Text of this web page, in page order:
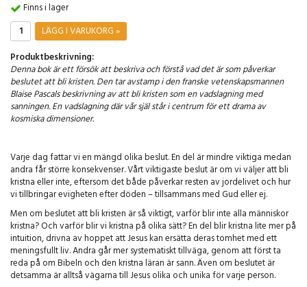
Finns i lager
LÄGG I VARUKORG »
Produktbeskrivning:
Denna bok är ett försök att beskriva och förstå vad det är som påverkar
beslutet att bli kristen. Den tar avstamp i den franske vetenskapsmannen
Blaise Pascals beskrivning av att bli kristen som en vadslagning med
sanningen. En vadslagning där vår själ står i centrum för ett drama av
kosmiska dimensioner.
Varje dag fattar vi en mängd olika beslut. En del är mindre viktiga medan
andra får större konsekvenser. Vårt viktigaste beslut är om vi väljer att bli
kristna eller inte, eftersom det både påverkar resten av jordelivet och hur
vi tillbringar evigheten efter döden – tillsammans med Gud eller ej.
Men om beslutet att bli kristen är så viktigt, varför blir inte alla människor
kristna? Och varför blir vi kristna på olika sätt? En del blir kristna lite mer på
intuition, drivna av hoppet att Jesus kan ersätta deras tomhet med ett
meningsfullt liv. Andra går mer systematiskt tillväga, genom att först ta
reda på om Bibeln och den kristna läran är sann. Även om beslutet är
detsamma är alltså vägarna till Jesus olika och unika för varje person.